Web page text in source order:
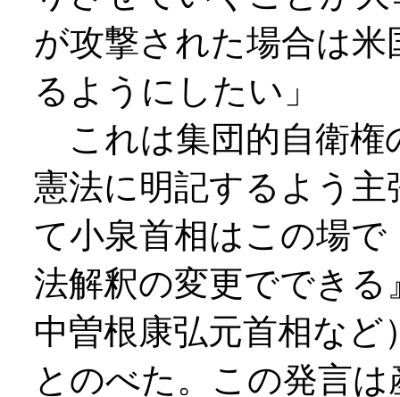
が攻撃された場合は
るようにしたい」
これは集団的自衛権
憲法に明記するよう
て小泉首相はこの場
法解釈の変更ででき
中曽根康弘元首相な
とのべた。この発言